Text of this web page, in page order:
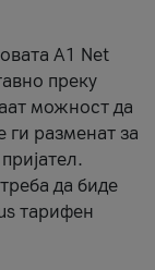
А1 Net
преку
можност да
ги разменат за
да биде
тарифен